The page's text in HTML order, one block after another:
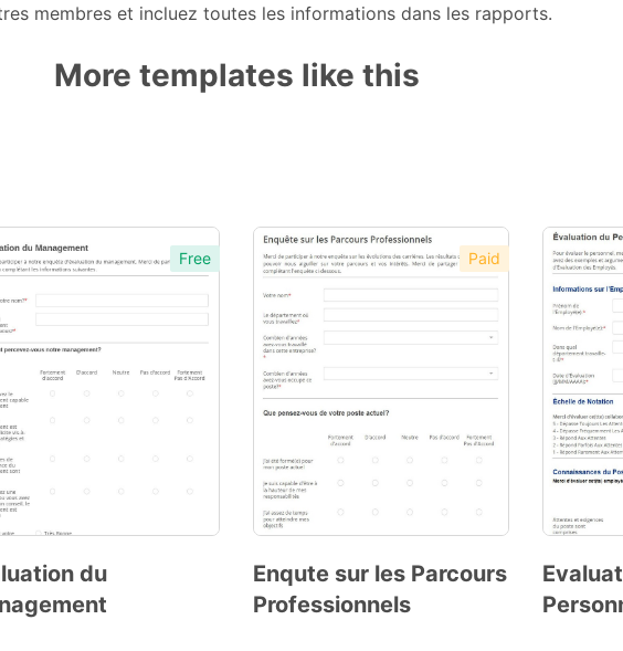
membres et incluez toutes les informations dans les rapports.
More templates like this
Free
du
Paid
Preview
Enqute sur les Parcours
Professionnels